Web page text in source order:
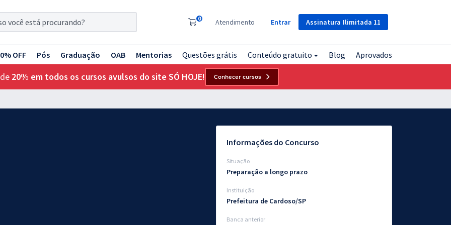
Assinatura Ilimitada 11
0 Atendimento Entrar
OFF Pós Graduação OAB Mentorias Questões grátis Conteúdo gratuito Blog Aprovados
20% em todos os cursos avulsos do site SÓ HOJE! Conhecer cursos
Informações do Concurso
Situação
Preparação a longo prazo
Instituição
Prefeitura de Cardoso/SP
Banca anterior